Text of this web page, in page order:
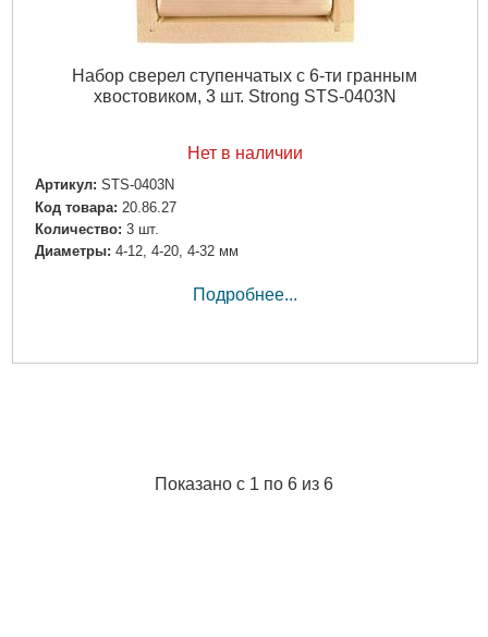
Набор сверел ступенчатых с 6-ти гранным
хвостовиком, 3 шт. Strong STS-0403N
Нет в наличии
Артикул: STS-0403N
Код товара: 20.86.27
Количество: 3 шт.
Диаметры: 4-12, 4-20, 4-32 мм
Подробнее...
Показано с 1 по 6 из 6